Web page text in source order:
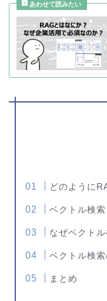
どのように
ベクトル検
なぜベクト
ベクトル検
まとめ